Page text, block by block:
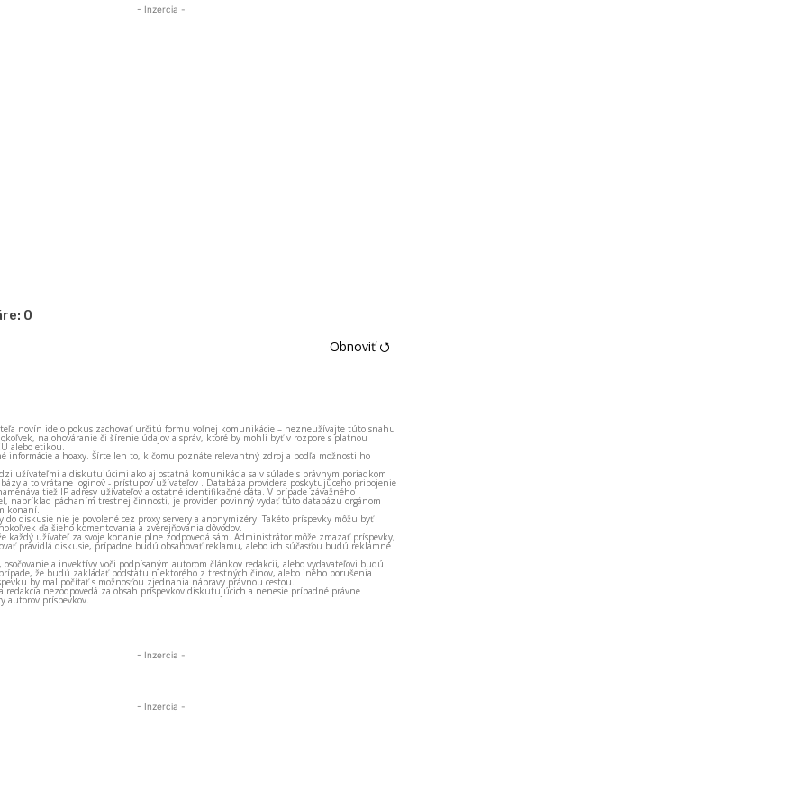
- Inzercia -
0
Obnoviť ⭯
novín ide o pokus zachovať určitú formu voľnej komunikácie – nezneužívajte túto snahu
na ohováranie či šírenie údajov a správ, ktoré by mohli byť v rozpore s platnou
alebo etikou.
informácie a hoaxy. Šírte len to, k čomu poznáte relevantný zdroj a podľa možnosti ho
užívateľmi a diskutujúcimi ako aj ostatná komunikácia sa v súlade s právnym poriadkom
a to vrátane loginov - prístupov užívateľov . Databáza providera poskytujúceho pripojenie
tiež IP adresy užívateľov a ostatné identifikačné dáta. V prípade závažného
napríklad páchaním trestnej činnosti, je provider povinný vydať túto databázu orgánom
konaní.
do diskusie nie je povolené cez proxy servery a anonymizéry. Takéto príspevky môžu byť
ďalšieho komentovania a zverejňovania dôvodov.
každý užívateľ za svoje konanie plne zodpovedá sám. Administrátor môže zmazať príspevky,
pravidlá diskusie, prípadne budú obsahovať reklamu, alebo ich súčasťou budú reklamné
a invektívy voči podpísaným autorom článkov redakcii, alebo vydavateľovi budú
že budú zakladať podstatu niektorého z trestných činov, alebo iného porušenia
by mal počítať s možnosťou zjednania nápravy právnou cestou.
redakcia nezodpovedá za obsah príspevkov diskutujúcich a nenesie prípadné právne
autorov príspevkov.
- Inzercia -
- Inzercia -